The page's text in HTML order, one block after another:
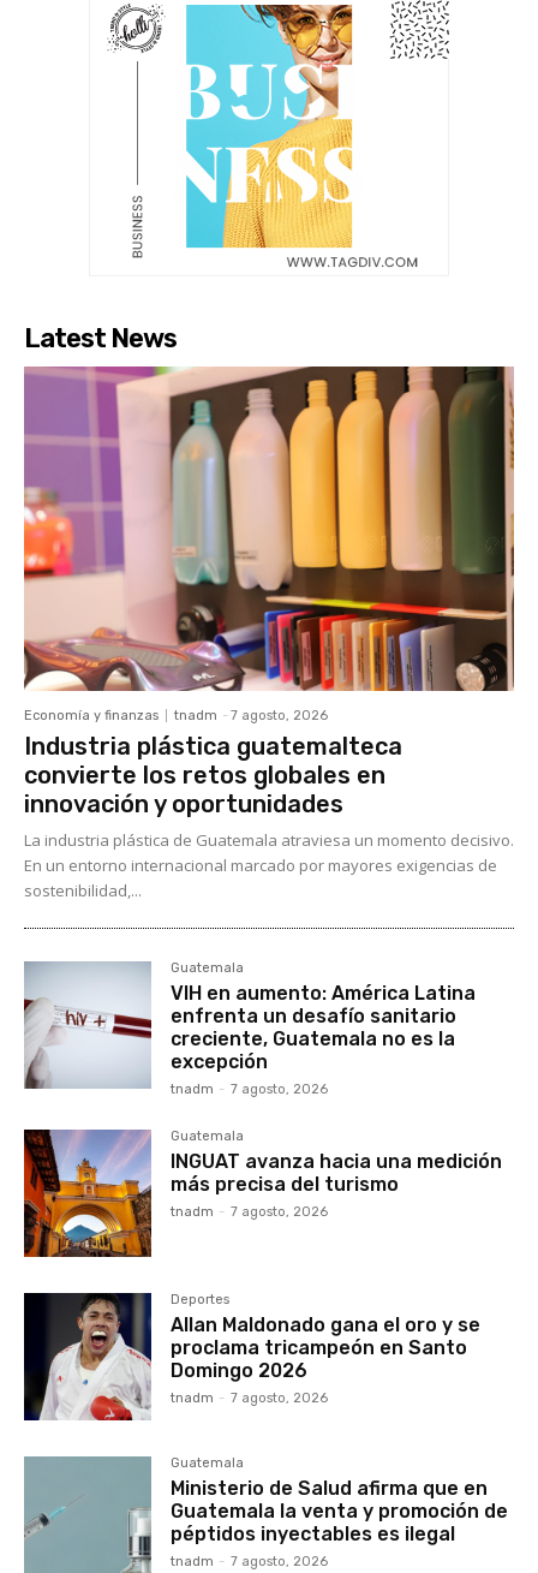
Latest News
Economía y finanzas tnadm - 7 agosto, 2026
Industria plástica guatemalteca
convierte los retos globales en
innovación y oportunidades
La industria plástica de Guatemala atraviesa un momento decisivo.
En un entorno internacional marcado por mayores exigencias de
sostenibilidad,...
Guatemala
VIH en aumento: América Latina
enfrenta un desafío sanitario
creciente, Guatemala no es la
excepción
tnadm - 7 agosto, 2026
Guatemala
INGUAT avanza hacia una medición
más precisa del turismo
tnadm - 7 agosto, 2026
Deportes
Allan Maldonado gana el oro y se
proclama tricampeón en Santo
Domingo 2026
tnadm - 7 agosto, 2026
Guatemala
Ministerio de Salud afirma que en
Guatemala la venta y promoción de
péptidos inyectables es ilegal
tnadm - 7 agosto, 2026